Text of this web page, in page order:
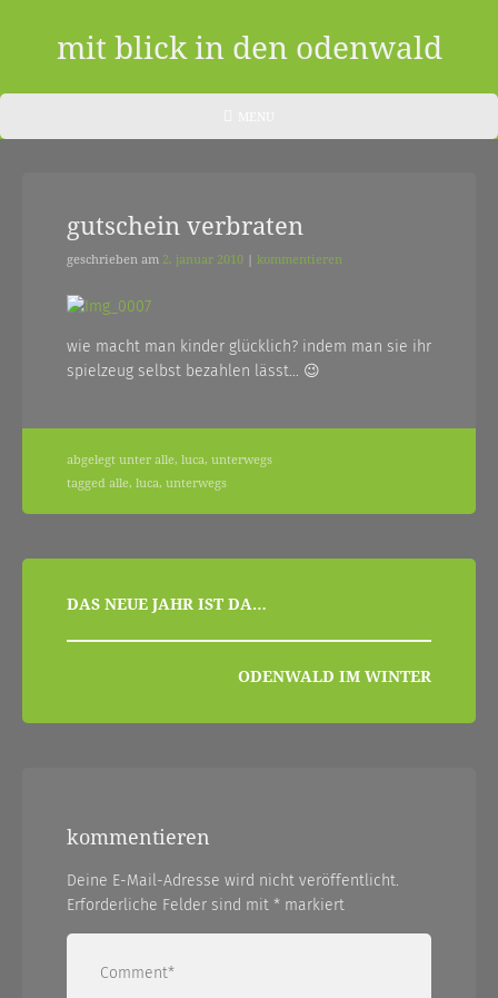
mit blick in den odenwald
blog
dem
odenwald
zwischendurch
nebenher…
gutschein verbraten
geschrieben am 2. januar 2010 | kommentieren
wie macht man kinder glücklich? indem man sie ihr
spielzeug selbst bezahlen lässt… 😉
abgelegt unter alle, luca, unterwegs
tagged alle, luca, unterwegs
beitragsnavigation
DAS NEUE JAHR IST DA…
ODENWALD IM WINTER
kommentieren
Deine E-Mail-Adresse wird nicht veröffentlicht.
Erforderliche Felder sind mit * markiert